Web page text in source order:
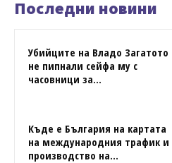
Последни новини
Убийците на Владо Загатото
не пипнали сейфа му с
часовници за...
Къде е България на картата
на международния трафик и
производство на...